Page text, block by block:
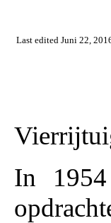
Last edited Juni 22,
In